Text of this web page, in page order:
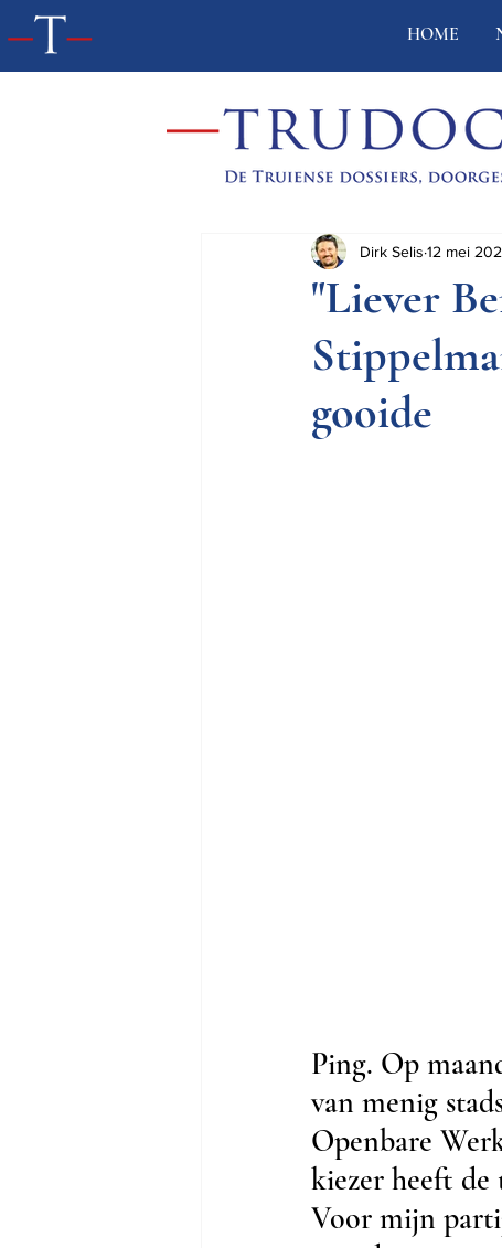
HOME
"Liever
gooide
Dirk Selis 12 mei
Ping. Op
van menig
Openbare
kiezer heeft de
Voor mijn